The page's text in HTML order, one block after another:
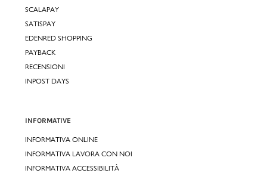
SCALAPAY
SATISPAY
EDENRED SHOPPING
PAYBACK
RECENSIONI
INPOST DAYS
INFORMATIVE
INFORMATIVA ONLINE
INFORMATIVA LAVORA CON NOI
INFORMATIVA ACCESSIBILITÀ